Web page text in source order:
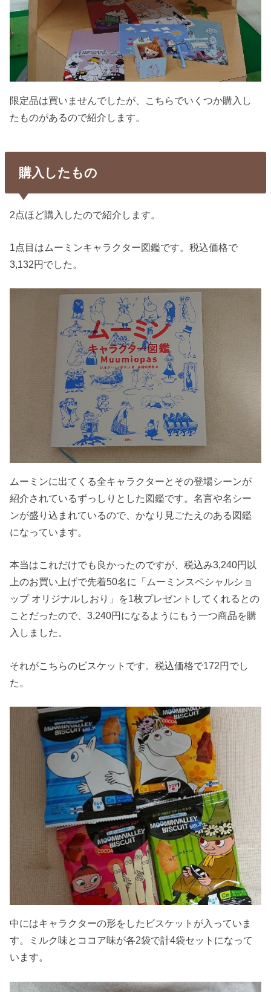
限定品は買いませんでしたが、こちらでいくつか購入し
たものがあるので紹介します。
購入したもの
2点ほど購入したので紹介します。
1点目はムーミンキャラクター図鑑です。税込価格で
3,132円でした。
ムーミンに出てくる全キャラクターとその登場シーンが
紹介されているずっしりとした図鑑です。名言や名シー
ンが盛り込まれているので、かなり見ごたえのある図鑑
になっています。
本当はこれだけでも良かったのですが、税込み3,240円以
上のお買い上げで先着50名に「ムーミンスペシャルショ
ップ オリジナルしおり」を1枚プレゼントしてくれるとの
ことだったので、3,240円になるようにもう一つ商品を購
入しました。
それがこちらのビスケットです。税込価格で172円でし
た。
中にはキャラクターの形をしたビスケットが入っていま
す。ミルク味とココア味が各2袋で計4袋セットになって
います。